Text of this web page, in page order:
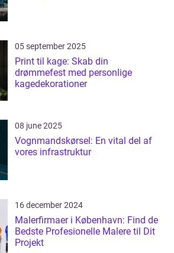
05 september 2025
Print til kage: Skab din
drømmefest med personlige
kagedekorationer
08 june 2025
Vognmandskørsel: En vital del af
vores infrastruktur
16 december 2024
Malerfirmaer i København: Find de
Bedste Profesionelle Malere til Dit
Projekt